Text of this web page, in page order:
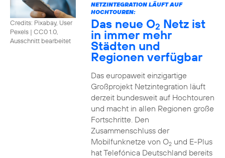
Credits: Pixabay, User
Pexels | CC0 1.0,
Ausschnitt bearbeitet
NETZINTEGRATION LÄUFT AUF
HOCHTOUREN:
Das neue O2 Netz ist
in immer mehr
Städten und
Regionen verfügbar
Das europaweit einzigartige
Großprojekt Netzintegration läuft
derzeit bundesweit auf Hochtouren
und macht in allen Regionen große
Fortschritte. Den
Zusammenschluss der
Mobilfunknetze von O2und E-Plus
hat Telefónica Deutschland bereits